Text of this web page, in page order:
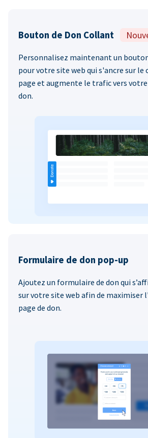
Bouton de Don Collant
Personnalisez maintenant un
pour votre site web qui s'ancre sur le
page et augmente le trafic vers
don.
Formulaire de don pop-up
Ajoutez un formulaire de don qui
sur votre site web afin de maximiser
page de don.